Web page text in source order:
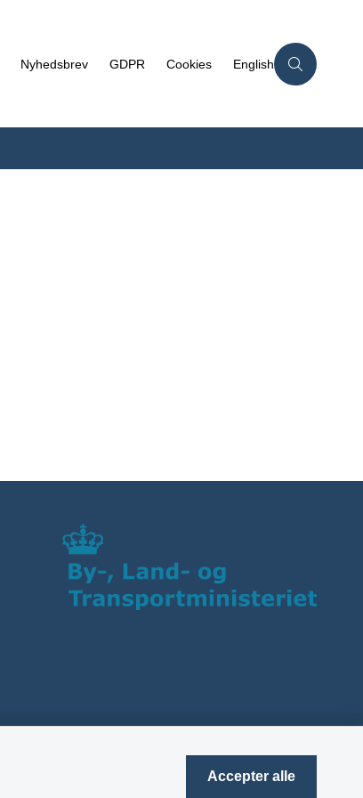
Nyhedsbrev GDPR Cookies English
Accepter alle